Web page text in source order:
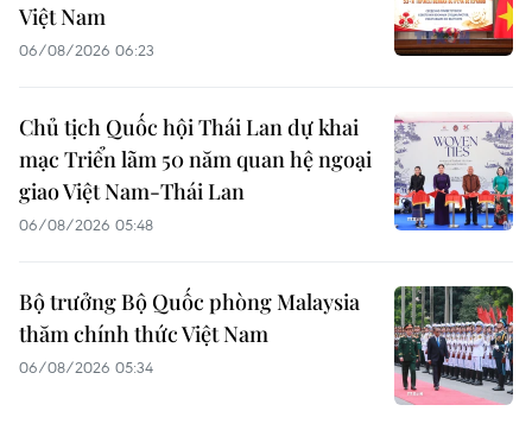
Việt Nam
06/08/2026 06:23
Chủ tịch Quốc hội Thái Lan dự khai
mạc Triển lãm 50 năm quan hệ ngoại
giao Việt Nam-Thái Lan
06/08/2026 05:48
Bộ trưởng Bộ Quốc phòng Malaysia
thăm chính thức Việt Nam
06/08/2026 05:34